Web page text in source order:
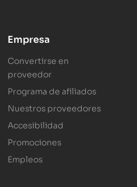
Empresa
Convertirse en
proveedor
Programa de afiliados
Nuestros proveedores
Accesibilidad
Promociones
Empleos